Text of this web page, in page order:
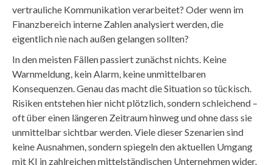
vertrauliche Kommunikation verarbeitet? Oder wenn im
Finanzbereich interne Zahlen analysiert werden, die
eigentlich nie nach außen gelangen sollten?
In den meisten Fällen passiert zunächst nichts. Keine
Warnmeldung, kein Alarm, keine unmittelbaren
Konsequenzen. Genau das macht die Situation so tückisch.
Risiken entstehen hier nicht plötzlich, sondern schleichend –
oft über einen längeren Zeitraum hinweg und ohne dass sie
unmittelbar sichtbar werden. Viele dieser Szenarien sind
keine Ausnahmen, sondern spiegeln den aktuellen Umgang
mit KI in zahlreichen mittelständischen Unternehmen wider.